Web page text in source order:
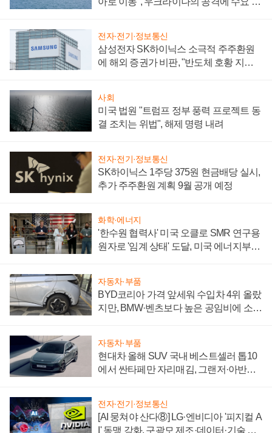
전자·전기·정보통신
삼성전자 SK하이닉스 소극적 주주환원
에 해외 증권가 비판, "반도체 호황 지속
사회
미국 법원 "트럼프 정부 풍력 프로젝트 동
결 조치는 위법", 해제 명령 내려
전자·전기·정보통신
SK하이닉스 1주당 375원 현금배당 실시,
추가 주주환원 계획 9월 공개 예정
화학·에너지
'한수원 협력사' 미국 오클로 SMR 연구용
원자로 '임계 상태' 도달, 미국 에너지부
자동차·부품
BYD코리아 가격 앞세워 수입차 4위 올랐
지만, BMW·벤츠보다 높은 공임비에 소비
자동차·부품
현대차 올해 SUV 국내 베스트셀러 톱10
에서 싼타페만 자리매김, 그랜저·아반떼
전자·전기·정보통신
[AI 뭉쳐야 산다⑧] LG·엔비디아 '피지컬 A
I' 동맹 강화, 구광모 제조·데이터·기술 결